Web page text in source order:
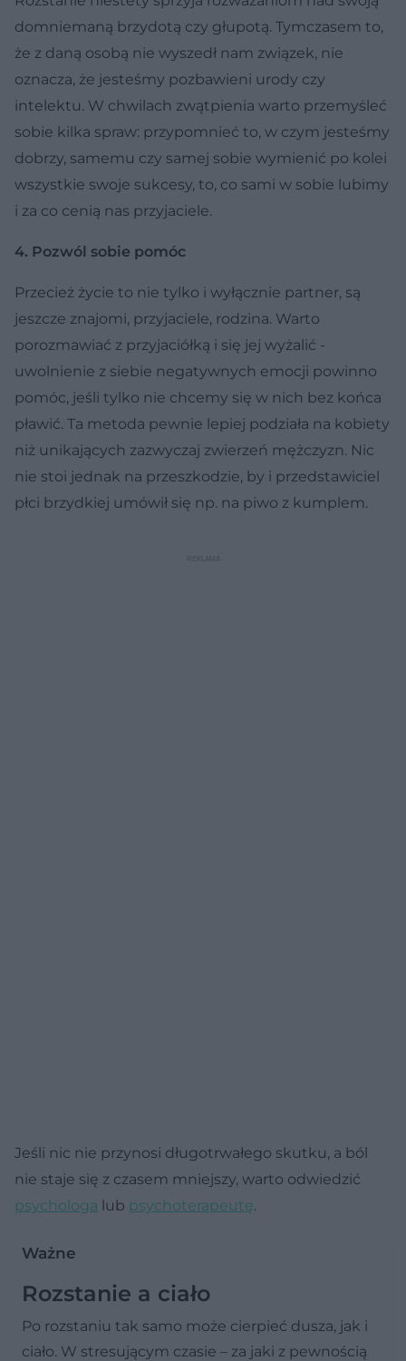
domniemaną brzydotą czy głupotą. Tymczasem to,
że z daną osobą nie wyszedł nam związek, nie
oznacza, że jesteśmy pozbawieni urody czy
intelektu. W chwilach zwątpienia warto przemyśleć
sobie kilka spraw: przypomnieć to, w czym jesteśmy
dobrzy, samemu czy samej sobie wymienić po kolei
wszystkie swoje sukcesy, to, co sami w sobie lubimy
i za co cenią nas przyjaciele.
4. Pozwól sobie pomóc
Przecież życie to nie tylko i wyłącznie partner, są
jeszcze znajomi, przyjaciele, rodzina. Warto
porozmawiać z przyjaciółką i się jej wyżalić -
uwolnienie z siebie negatywnych emocji powinno
pomóc, jeśli tylko nie chcemy się w nich bez końca
pławić. Ta metoda pewnie lepiej podziała na kobiety
niż unikających zazwyczaj zwierzeń mężczyzn. Nic
nie stoi jednak na przeszkodzie, by i przedstawiciel
płci brzydkiej umówił się np. na piwo z kumplem.
Jeśli nic nie przynosi długotrwałego skutku, a ból
nie staje się z czasem mniejszy, warto odwiedzić
psychologa lub psychoterapeutę.
Ważne
Rozstanie a ciało
Po rozstaniu tak samo może cierpieć dusza, jak i
ciało. W stresującym czasie – za jaki z pewnością